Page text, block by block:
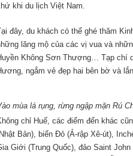
khi du lịch Việt Nam.
đây, du khách có thể ghé thăm
lăng mộ của các vị vua và
Không Sơn Thượng… Tạp chí
ngắm vẻ đẹp hai bên bờ và
mùa lá rụng, rừng ngập mặn Rú
chỉ Huế, các điểm đến khác
Bản), biển Đỏ (Ả-rập Xê-út),
Giới (Trung Quốc), đảo Saint